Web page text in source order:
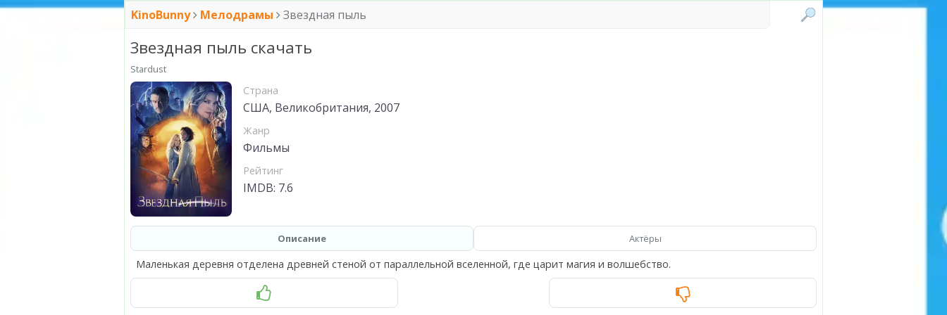
KinoBunny Мелодрамы Звездная пыль
Звездная пыль скачать
Stardust
Страна
США, Великобритания, 2007
Жанр
Фильмы
Рейтинг
IMDB: 7.6
Описание Актёры
Маленькая деревня отделена древней стеной от параллельной вселенной, где царит магия и волшебство.